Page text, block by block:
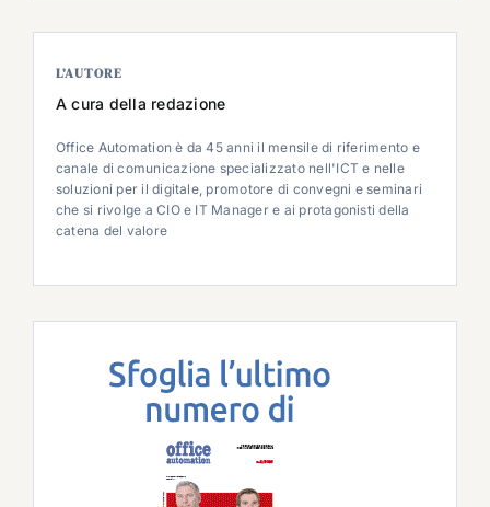
L’AUTORE
A cura della redazione
Office Automation è da 45 anni il mensile di riferimento e
canale di comunicazione specializzato nell'ICT e nelle
soluzioni per il digitale, promotore di convegni e seminari
che si rivolge a CIO e IT Manager e ai protagonisti della
catena del valore